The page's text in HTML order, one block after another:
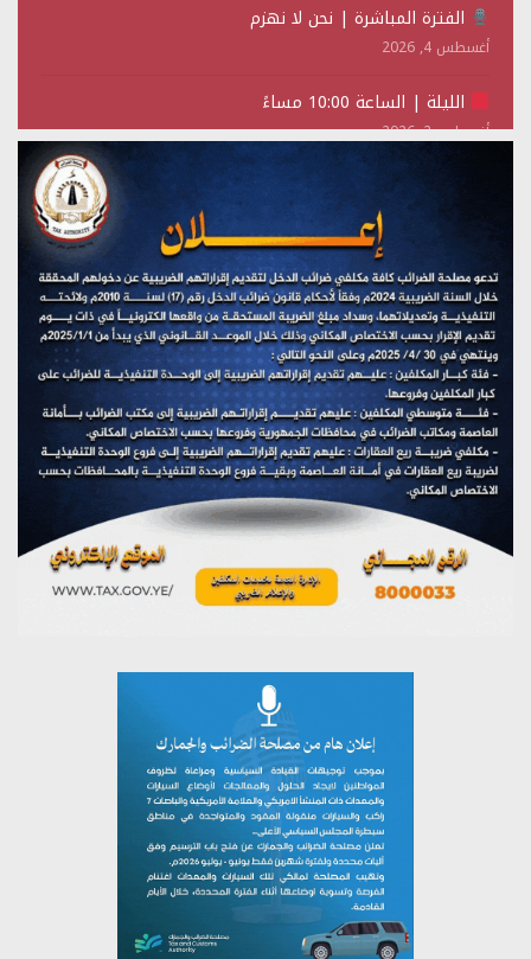
الفترة المباشرة | نحن لا نهزم
أغسطس 4, 2026
الليلة | الساعة 10:00 مساءً
أغسطس 2, 2026
تستمعون لبرنامج (حدث في مثل هذا اليوم)
(نحن لا نهزم) بث مباشر
يوليو 28, 2026
تستمعون لبرنامج (هندسة الوهم)
يوليو 28, 2026
مؤتمر صحفي لمركز عين الإنسانية حول جرائم تحالف العدوان
على اليمن
يوليو 27, 2026